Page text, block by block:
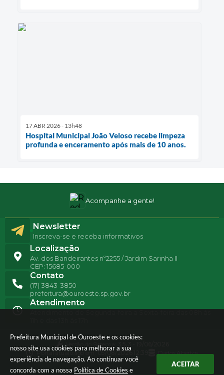
Prefeitura Municipal de Ouroeste e os cookies:
nosso site usa cookies para melhorar a sua
experiência de navegação. Ao continuar você
concorda com a nossa Política de Cookies e
ACEITAR
17 ABR 2026 - 13h48
Hospital Municipal João Veloso recebe limpeza
profunda e enceramento após mais de 10 anos.
Acompanhe a gente!
Localização
Av. dos Bandeirantes nº2255 / Jardim Sarinha II
CEP: 15685-000
Contato
(17) 3843-3850
prefeitura@ouroeste.sp.gov.br
Atendimento
Newsletter
Inscreva-se e receba informativos
Versão do Sistema:
Portal atualizado em:05/08/2026 12:39 Dados Abertos